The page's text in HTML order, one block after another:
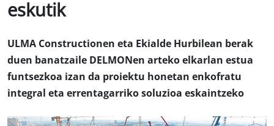
eskutik
ULMA Constructionen eta Ekialde Hurbilean berak
duen banatzaile DELMONen arteko elkarlan estua
funtsezkoa izan da proiektu honetan enkofratu
integral eta errentagarriko soluzioa eskaintzeko